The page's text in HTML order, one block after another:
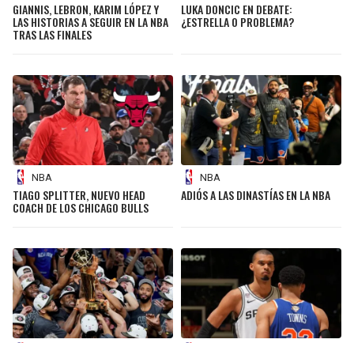
GIANNIS, LEBRON, KARIM LÓPEZ Y
LAS HISTORIAS A SEGUIR EN LA NBA
TRAS LAS FINALES
LUKA DONCIC EN DEBATE:
¿ESTRELLA O PROBLEMA?
NBA
TIAGO SPLITTER, NUEVO HEAD
COACH DE LOS CHICAGO BULLS
NBA
ADIÓS A LAS DINASTÍAS EN LA NBA